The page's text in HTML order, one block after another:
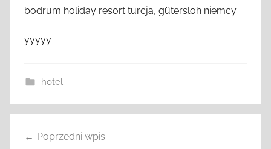
bodrum holiday resort turcja, gütersloh niemcy
yyyyy
hotel
Poprzedni wpis